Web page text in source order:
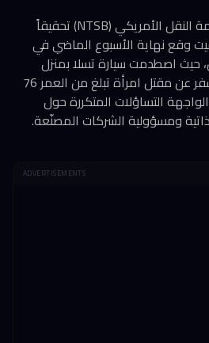
فتح المجلس الوطني لسلامة النقل الأمريكي (NTSB) تحقيقاً
وقع نهاية الأسبوع الماضي في
حيث اصطدمت سيارة تسلا بمنزل
سكني بسرعة فائقة، ما أسفر عن مقتل امرأة تبلغ من العمر 76
التساؤلات المتكررة حول
ومسؤولية الشركات المصنّعة.
ADVERTISEMENTS